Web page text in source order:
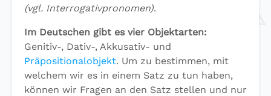
(vgl. Interrogativpronomen).
Im Deutschen gibt es vier Objektarten:
Genitiv-, Dativ-, Akkusativ- und
Präpositionalobjekt. Um zu bestimmen, mit
welchem wir es in einem Satz zu tun haben,
können wir Fragen an den Satz stellen und nur